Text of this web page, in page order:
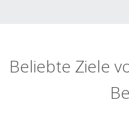
Beliebte Ziele